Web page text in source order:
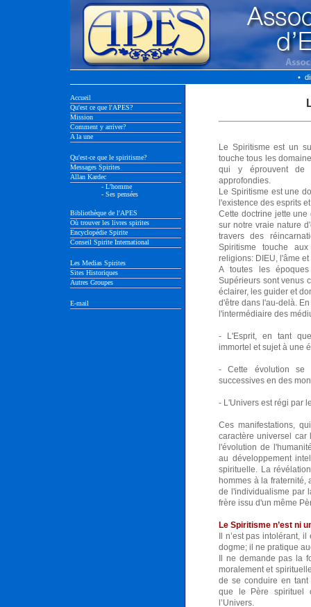
•
Accueil
Qu'est ce que l'APES?
Mission
Comment y arriver?
A la une
Qu'est-ce que le spiritisme?
Messages Spirites
Allan Kardec
- L'homme
- Ses pensées
Bibliothèque de l'APES
Où trouver les livres spirites
Encyclopédie Spirite
Conseil Spirite International
Les Medias Spirites
Sites Historiques
Autres Groupes
E-mail
Le Spiritisme est un
touche tous les
qui y éprouvent de
approfondies.
Le Spiritisme est une
l'existence des esprits
Cette doctrine jette
sur notre vraie nature
travers des
Spiritisme touche
religions: DIEU, l'âme
A toutes les
Supérieurs sont venus
éclairer, les guider et
d'être dans l'au-delà.
l'intermédiaire des
- L'Esprit, en tant
immortel et sujet à une
- Cette évolution se
successives en des
- L'Univers est régi par
Ces manifestations,
caractère universel
l'évolution de
au développement
spirituelle. La
hommes à la
de l'individualisme par
frère issu d'un même
Le Spiritisme n’est ni
Il n’est pas intolérant,
dogme; il ne pratique
Il ne demande pas la
moralement et
de se conduire en
que le Père spirituel
l’Univers.